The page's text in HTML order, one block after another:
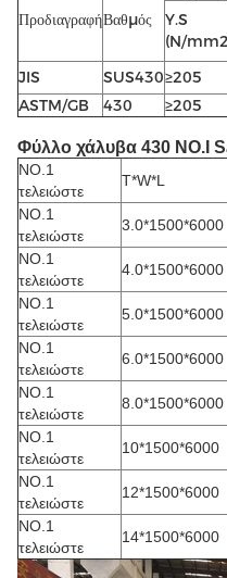
ΠροδιαγραφήΒαθμός
Y.S
(N/
JIS SUS430≥205
ASTM/GB
430 ≥205
Φύλλο χάλυβα 430 NO.I
NO.1
τελειώστε
T*W*L
NO.1
τελειώστε
3.0*1500*6000
NO.1
τελειώστε
4.0*1500*6000
NO.1
τελειώστε
5.0*1500*6000
NO.1
τελειώστε
6.0*1500*6000
NO.1
τελειώστε
8.0*1500*6000
NO.1
τελειώστε
10*1500*6000
NO.1
τελειώστε
12*1500*6000
NO.1
τελειώστε
14*1500*6000